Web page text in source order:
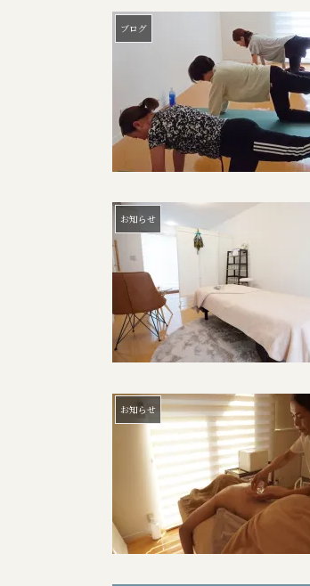
ブログ
お知らせ
お知らせ